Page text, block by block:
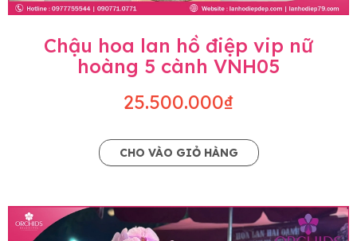
Chậu hoa lan hồ điệp vip nữ
hoàng 5 cành VNH05
25.500.000₫
CHO VÀO GIỎ HÀNG